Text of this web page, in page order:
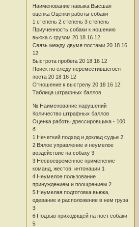
Наименование навыка Высшая
оценка Оценки работы собаки
1 степень 2 степень 3 степень
Приученность собаки к ношению
вьюка с грузом 20 18 16 12
Связь между двумя постами 20 18 16
12
Быстрота пробега 20 18 16 12
Поиск по следу переместившегося
поста 20 18 16 12
Отношение к выстрелу 20 18 16 12
Таблица штрафных баллов.
№ Наименование нарушений
Количество штрафных баллов
Оценка работы дрессировщика - 100
б
1 Нечеткий подход и доклад судье 2
2 Вялое управление и неумелое
воздействие на собаку 3
3 Несвоевременное применение
команд, жестов, интонации 1
4 Неумелое пользование
принуждением и поощрением 2
5 Неумелая подготовка вьюка,
одевание и расположение в нем груза
3
6 Подзыв приходящей на пост собаки
5